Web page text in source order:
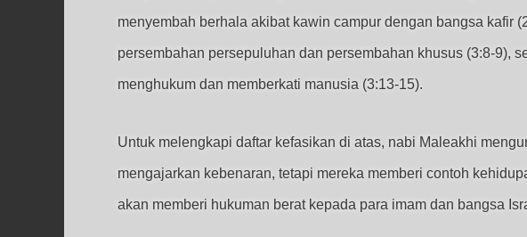
menyembah berhala akibat kawin campur dengan bangsa kafir
persembahan persepuluhan dan persembahan khusus (3:8-9),
menghukum dan memberkati manusia (3:13-15).
Untuk melengkapi daftar kefasikan di atas, nabi Maleakhi
mengajarkan kebenaran, tetapi mereka memberi contoh
akan memberi hukuman berat kepada para imam dan bangsa